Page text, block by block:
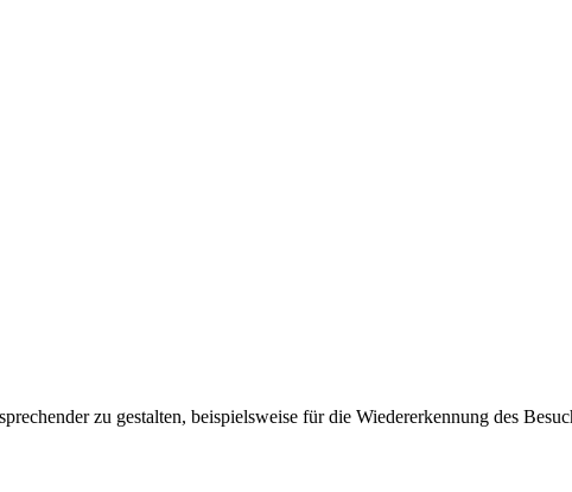
zu gestalten, beispielsweise für die Wiedererkennung des